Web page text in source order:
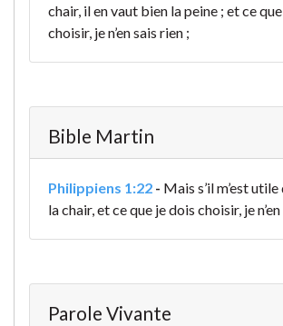
chair, il en vaut bien la peine ; et ce
choisir, je n’en sais rien ;
Bible Martin
Philippiens 1:22 - Mais s’il m’est
la chair, et ce que je dois choisir, je
Parole Vivante